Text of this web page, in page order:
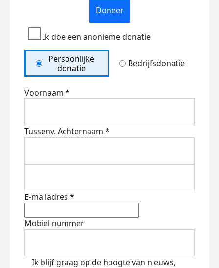
Doneer
Ik doe een anonieme donatie
Persoonlijke
donatie
Bedrijfsdonatie
Voornaam *
Tussenv. Achternaam *
E-mailadres *
Mobiel nummer
Ik blijf graag op de hoogte van nieuws,